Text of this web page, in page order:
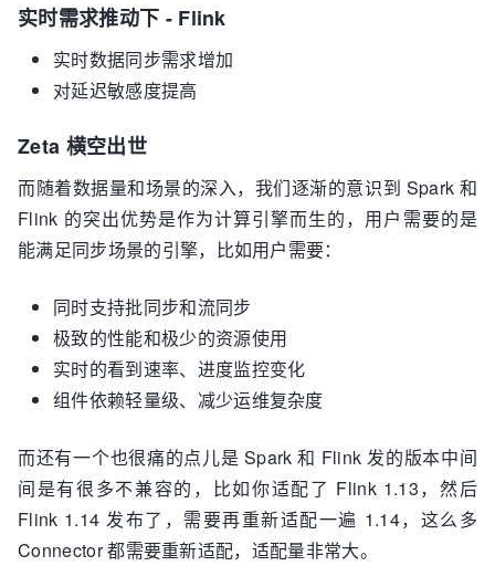
实时需求推动下 - Flink
实时数据同步需求增加
对延迟敏感度提高
Zeta 横空出世
而随着数据量和场景的深入，我们逐渐的意识到 Spark 和
Flink 的突出优势是作为计算引擎而生的，用户需要的是
能满足同步场景的引擎，比如用户需要：
同时支持批同步和流同步
极致的性能和极少的资源使用
实时的看到速率、进度监控变化
组件依赖轻量级、减少运维复杂度
而还有一个也很痛的点儿是 Spark 和 Flink 发的版本中间
间是有很多不兼容的，比如你适配了 Flink 1.13，然后
Flink 1.14 发布了，需要再重新适配一遍 1.14，这么多
Connector 都需要重新适配，适配量非常大。